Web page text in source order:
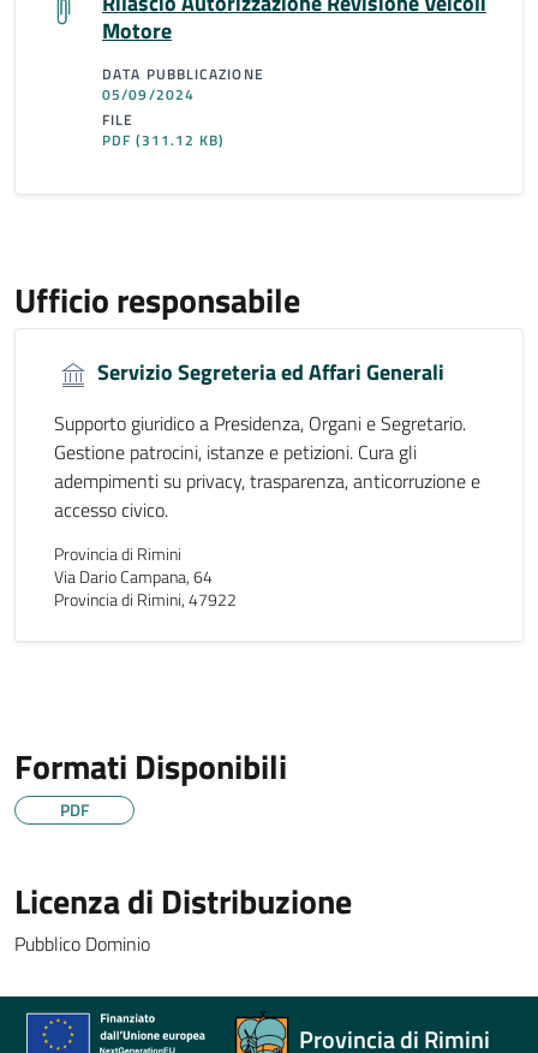
Motore
DATA PUBBLICAZIONE
05/09/2024
FILE
PDF(311.12 KB)
Ufficio responsabile
Servizio Segreteria ed Affari Generali
Supporto giuridico a Presidenza, Organi e Segretario.
Gestione patrocini, istanze e petizioni. Cura gli
adempimenti su privacy, trasparenza, anticorruzione e
accesso civico.
Provincia di Rimini
Via Dario Campana, 64
Provincia di Rimini, 47922
Formati Disponibili
PDF
Licenza di Distribuzione
Pubblico Dominio
Provincia di Rimini